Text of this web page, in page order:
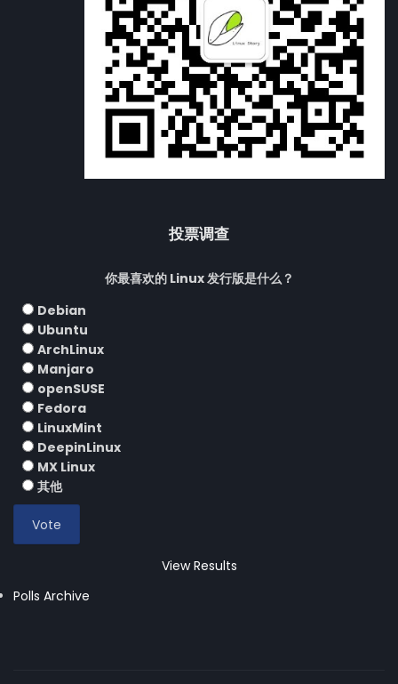
投票调查
你最喜欢的 Linux 发行版是什么？
Debian
Ubuntu
ArchLinux
Manjaro
openSUSE
Fedora
LinuxMint
DeepinLinux
MX Linux
其他
View Results
Polls Archive